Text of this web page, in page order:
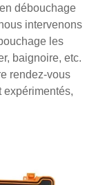
débouchage
intervenons
les
baignoire, etc.
rendez-vous